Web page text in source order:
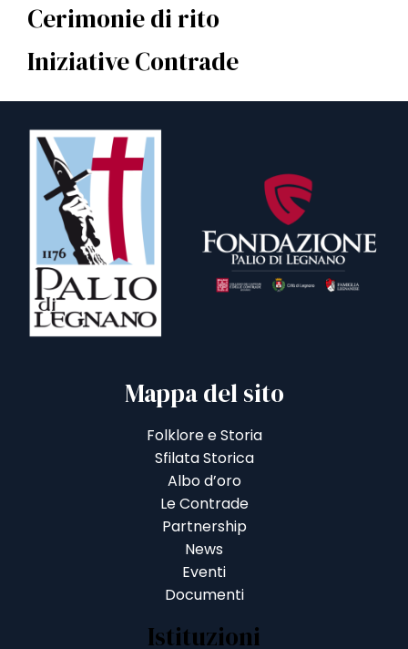
Cerimonie di rito
Iniziative Contrade
Mappa del sito
Folklore e Storia
Sfilata Storica
Albo d’oro
Le Contrade
Partnership
News
Eventi
Documenti
Istituzioni